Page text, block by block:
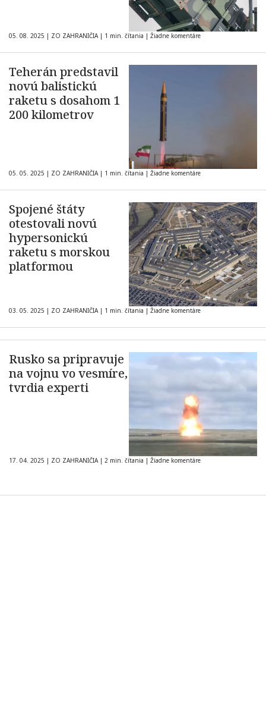
05. 08. 2025 | ZO ZAHRANIČIA | 1 min. čítania | Žiadne komentáre
Teherán predstavil
novú balistickú
raketu s dosahom 1
200 kilometrov
05. 05. 2025 | ZO ZAHRANIČIA | 1 min. čítania | Žiadne komentáre
Spojené štáty
otestovali novú
hypersonickú
raketu s morskou
platformou
03. 05. 2025 | ZO ZAHRANIČIA | 1 min. čítania | Žiadne komentáre
Rusko sa pripravuje
na vojnu vo vesmíre,
tvrdia experti
17. 04. 2025 | ZO ZAHRANIČIA | 2 min. čítania | Žiadne komentáre